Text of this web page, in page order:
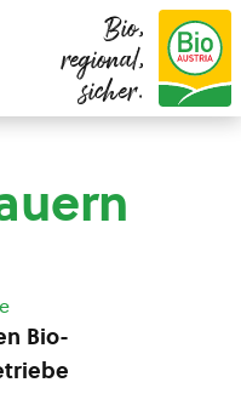
Bio,
regional,
sicher.
Bio-